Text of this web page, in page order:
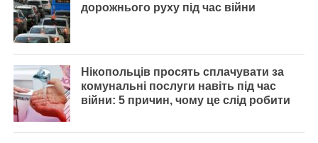
дорожнього руху під час війни
Нікопольців просять сплачувати за
комунальні послуги навіть під час
війни: 5 причин, чому це слід робити